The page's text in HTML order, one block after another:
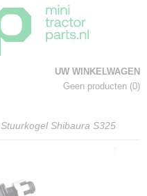
UW WINKELWAGEN
Geen producten (0)
Stuurkogel Shibaura S325